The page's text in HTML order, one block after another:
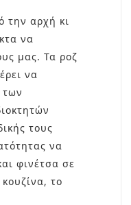
την αρχή κι
να
μας. Τα ροζ
να
των
τους
να
φινέτσα σε
το